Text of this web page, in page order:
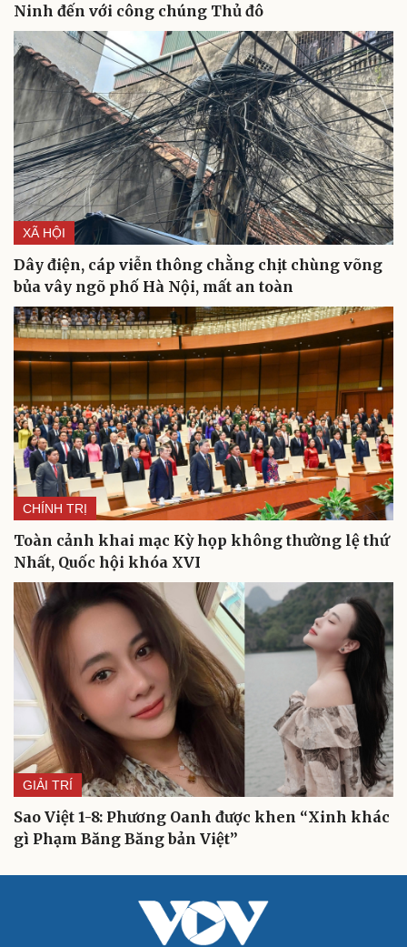
Cải chính
Ninh đến với công chúng Thủ đô
XÃ HỘI
Dây điện, cáp viễn thông chằng chịt chùng võng
bủa vây ngõ phố Hà Nội, mất an toàn
CHÍNH TRỊ
Toàn cảnh khai mạc Kỳ họp không thường lệ thứ
Nhất, Quốc hội khóa XVI
GIẢI TRÍ
Sao Việt 1-8: Phương Oanh được khen “Xinh khác
gì Phạm Băng Băng bản Việt”